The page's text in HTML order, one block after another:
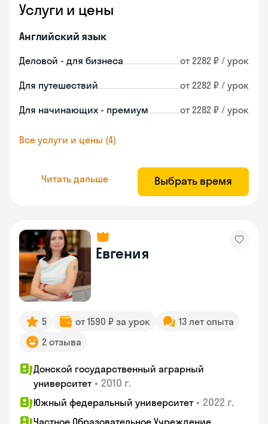
Услуги и цены
Английский язык
Деловой - для бизнеса от 2282 ₽ / урок
Для путешествий от 2282 ₽ / урок
Для начинающих - премиум от 2282 ₽ / урок
Все услуги и цены (4)
Читать дальше Выбрать время
Евгения
5 от 1590 ₽ за урок
13 лет опыта
2 отзыва
Донской государственный аграрный
университет • 2010 г.
Южный федеральный университет • 2022 г.
Частное Образовательное Учреждение